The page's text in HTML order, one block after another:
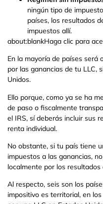
ningún tipo de
países, los resultados
impuestos allí.
about:blankHaga clic para
En la mayoría de países será
por las ganancias de tu LLC,
Unidos.
Ello porque, como ya se ha
de paso o fiscalmente
el IRS, sí deberás incluir sus
renta individual.
No obstante, si tu país tiene
impuestos a las ganancias,
localmente por los resultados
Al respecto, seis son los
impositivo es territorial, en